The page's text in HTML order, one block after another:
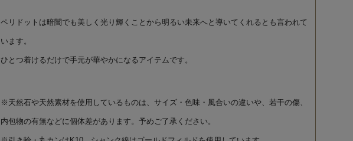
ペリドットは暗闇でも美しく光り輝くことから明るい未来へと導いてくれるとも言われて
います。
ひとつ着けるだけで手元が華やかになるアイテムです。
※天然石や天然素材を使用しているものは、サイズ・色味・風合いの違いや、若干の傷、
内包物の有無などに個体差があります。予めご了承ください。